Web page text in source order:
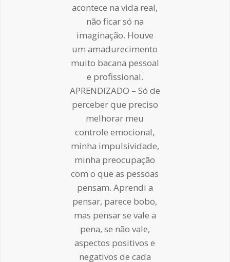
acontece na vida real,
não ficar só na
imaginação. Houve
um amadurecimento
muito bacana pessoal
e profissional.
APRENDIZADO – Só de
perceber que preciso
melhorar meu
controle emocional,
minha impulsividade,
minha preocupação
com o que as pessoas
pensam. Aprendi a
pensar, parece bobo,
mas pensar se vale a
pena, se não vale,
aspectos positivos e
negativos de cada